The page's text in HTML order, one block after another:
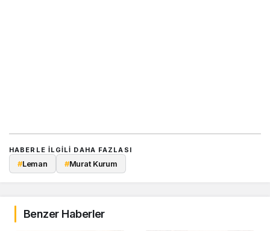
HABERLE ILGILI DAHA FAZLASI
#Leman #Murat Kurum
Benzer Haberler